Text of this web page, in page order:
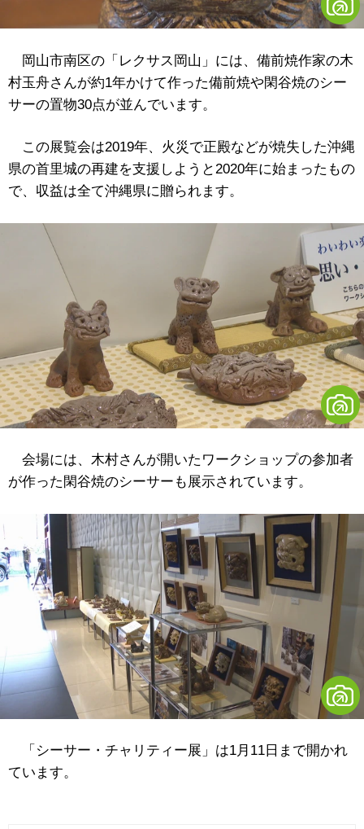
岡山市南区の「レクサス岡山」には、備前焼作家の木
村玉舟さんが約1年かけて作った備前焼や閑谷焼のシー
サーの置物30点が並んでいます。
この展覧会は2019年、火災で正殿などが焼失した沖縄
県の首里城の再建を支援しようと2020年に始まったもの
で、収益は全て沖縄県に贈られます。
会場には、木村さんが開いたワークショップの参加者
が作った閑谷焼のシーサーも展示されています。
「シーサー・チャリティー展」は1月11日まで開かれ
ています。